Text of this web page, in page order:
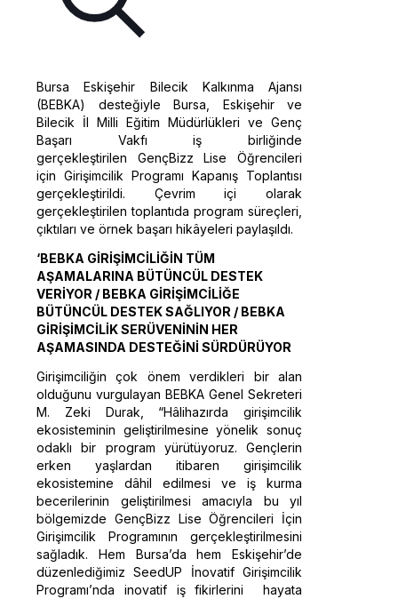
Bursa Eskişehir Bilecik Kalkınma Ajansı
(BEBKA) desteğiyle Bursa, Eskişehir ve
Bilecik İl Milli Eğitim Müdürlükleri ve Genç
Başarı Vakfı iş birliğinde
gerçekleştirilen GençBizz Lise Öğrencileri
için Girişimcilik Programı Kapanış Toplantısı
gerçekleştirildi. Çevrim içi olarak
gerçekleştirilen toplantıda program süreçleri,
çıktıları ve örnek başarı hikâyeleri paylaşıldı.
‘BEBKA GİRİŞİMCİLİĞİN TÜM
AŞAMALARINA BÜTÜNCÜL DESTEK
VERİYOR / BEBKA GİRİŞİMCİLİĞE
BÜTÜNCÜL DESTEK SAĞLIYOR / BEBKA
GİRİŞİMCİLİK SERÜVENİNİN HER
AŞAMASINDA DESTEĞİNİ SÜRDÜRÜYOR
Girişimciliğin çok önem verdikleri bir alan
olduğunu vurgulayan BEBKA Genel Sekreteri
M. Zeki Durak, “Hâlihazırda girişimcilik
ekosisteminin geliştirilmesine yönelik sonuç
odaklı bir program yürütüyoruz. Gençlerin
erken yaşlardan itibaren girişimcilik
ekosistemine dâhil edilmesi ve iş kurma
becerilerinin geliştirilmesi amacıyla bu yıl
bölgemizde GençBizz Lise Öğrencileri İçin
Girişimcilik Programının gerçekleştirilmesini
sağladık. Hem Bursa’da hem Eskişehir’de
düzenlediğimiz SeedUP İnovatif Girişimcilik
Programı’nda inovatif iş fikirlerini hayata